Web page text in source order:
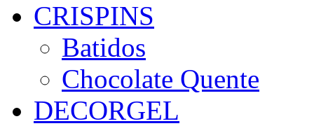
CRISPINS
Batidos
Chocolate Quente
DECORGEL